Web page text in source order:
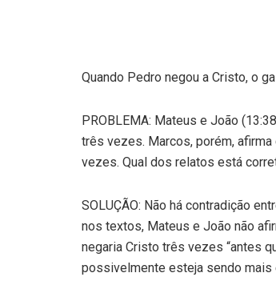
Quando Pedro negou a Cristo, o
PROBLEMA: Mateus e João
três vezes. Marcos, porém,
vezes. Qual dos relatos está
SOLUÇÃO: Não há contradição
nos textos, Mateus e João não
negaria Cristo três vezes “antes
possivelmente esteja sendo mais